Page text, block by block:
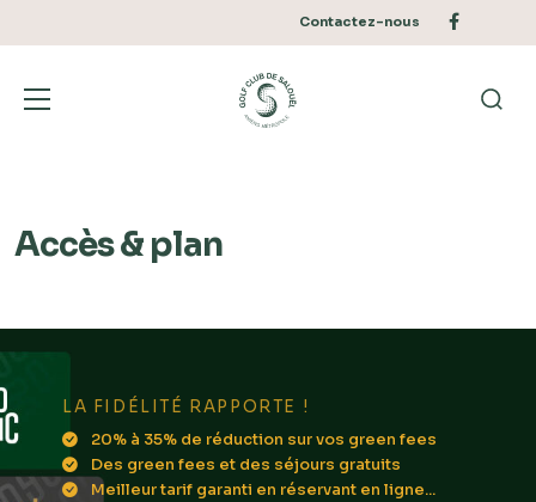
menu
Contactez-nous Facebook
UN
Accès & plan
LA FIDÉLITÉ RAPPORTE !
20% à 35% de réduction sur vos green fees
Des green fees et des séjours gratuits
Meilleur tarif garanti en réservant en ligne...